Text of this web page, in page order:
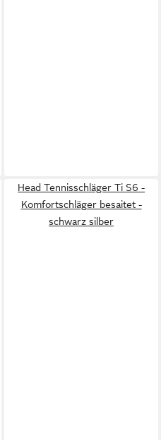
Head Tennisschläger Ti S6 -
Komfortschläger besaitet -
schwarz silber